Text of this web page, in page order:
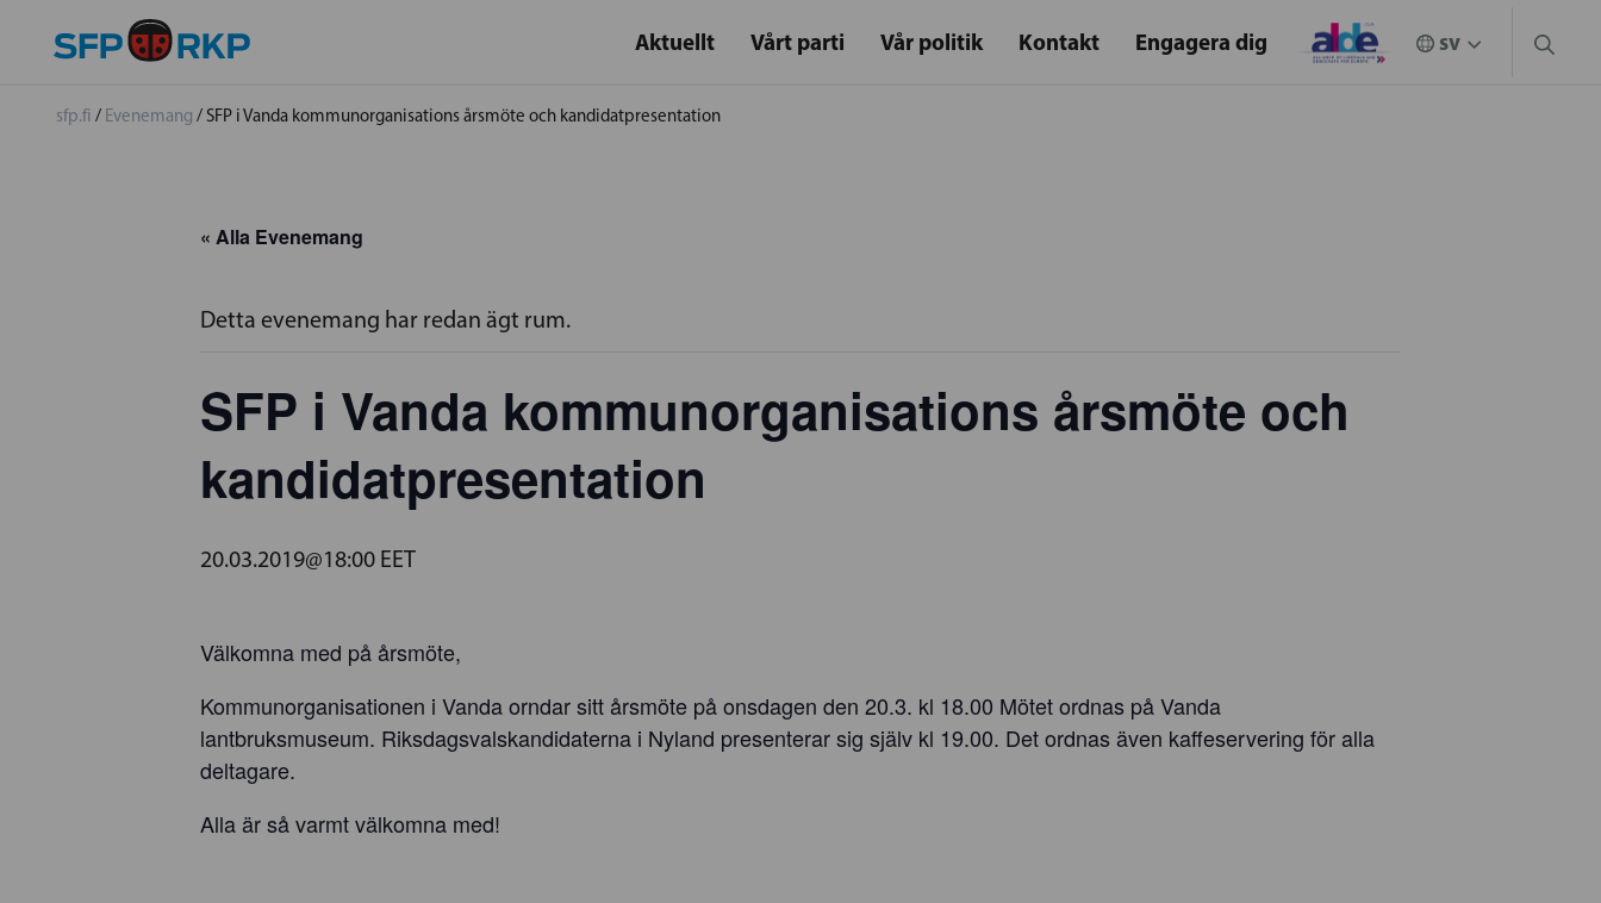
Aktuellt Vårt parti Vår politik Kontakt Engagera dig
sfp.fi / Evenemang / SFP i Vanda kommunorganisations årsmöte och kandidatpresentation
« Alla Evenemang
Detta evenemang har redan ägt rum.
SFP i Vanda kommunorganisations årsmöte och
kandidatpresentation
20.03.2019@18:00 EET
Välkomna med på årsmöte,
Kommunorganisationen i Vanda orndar sitt årsmöte på onsdagen den 20.3. kl 18.00 Mötet ordnas på Vanda
lantbruksmuseum. Riksdagsvalskandidaterna i Nyland presenterar sig själv kl 19.00. Det ordnas även kaffeservering för alla
deltagare.
Alla är så varmt välkomna med!